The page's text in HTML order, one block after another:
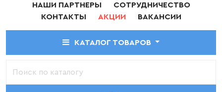
НАШИ ПАРТНЕРЫ
СОТРУДНИЧЕСТВО
КОНТАКТЫ
АКЦИИ ВАКАНСИИ
КАТАЛОГ ТОВАРОВ